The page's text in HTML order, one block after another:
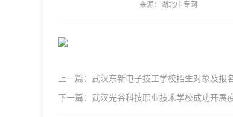
来源：湖北中专网
上一篇：武汉东新电子技工学校招生对象及报
下一篇：武汉光谷科技职业技术学校成功开展